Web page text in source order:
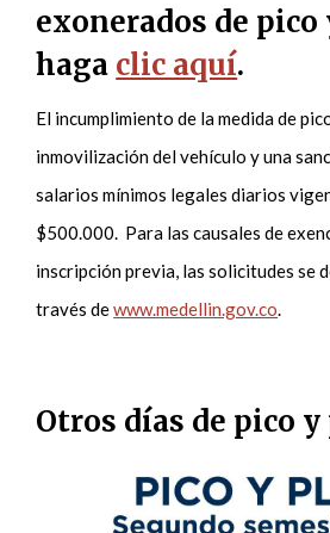
exonerados de pico
haga clic aquí.
El incumplimiento de la medida de
inmovilización del vehículo y una
salarios mínimos legales diarios
$500.000. Para las causales de
inscripción previa, las solicitudes se
través dewww.medellin.gov.co.
Otros días de pico y